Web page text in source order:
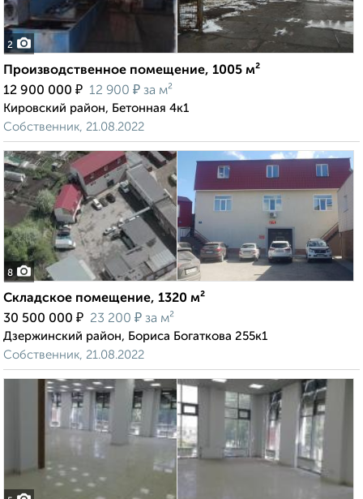
2
Производственное помещение, 1005 м²
12 900 000 ₽ 12 900 ₽ за м²
Кировский район, Бетонная 4к1
Собственник, 21.08.2022
8
Складское помещение, 1320 м²
30 500 000 ₽ 23 200 ₽ за м²
Дзержинский район, Бориса Богаткова 255к1
Собственник, 21.08.2022